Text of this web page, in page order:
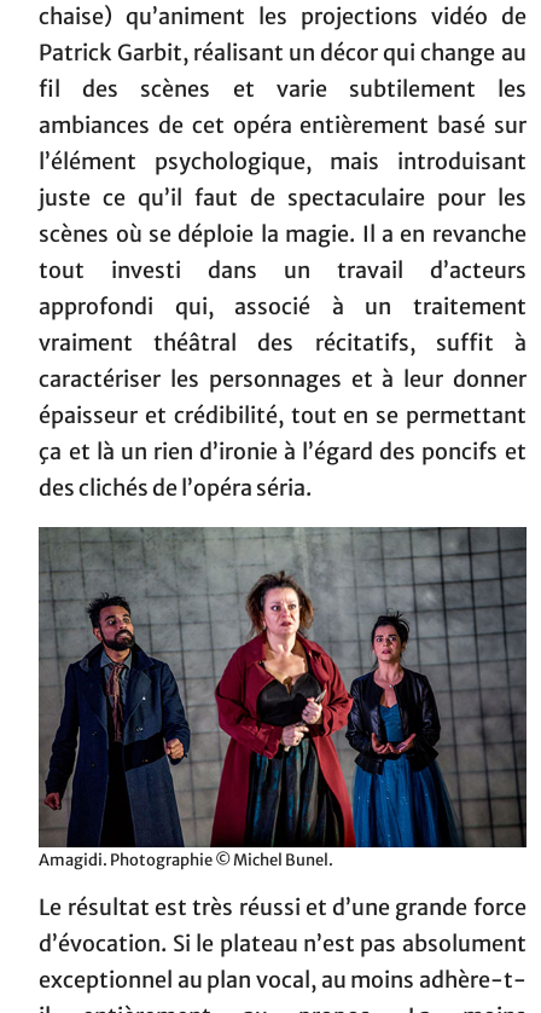
chaise) qu’animent les projections vidéo de
Patrick Garbit, réalisant un décor qui change au
fil des scènes et varie subtilement les
ambiances de cet opéra entièrement basé sur
l’élément psychologique, mais introduisant
juste ce qu’il faut de spectaculaire pour les
scènes où se déploie la magie. Il a en revanche
tout investi dans un travail d’acteurs
approfondi qui, associé à un traitement
vraiment théâtral des récitatifs, suffit à
caractériser les personnages et à leur donner
épaisseur et crédibilité, tout en se permettant
ça et là un rien d’ironie à l’égard des poncifs et
des clichés de l’opéra séria.
Amagidi. Photographie © Michel Bunel.
Le résultat est très réussi et d’une grande force
d’évocation. Si le plateau n’est pas absolument
exceptionnel au plan vocal, au moins adhère-t-